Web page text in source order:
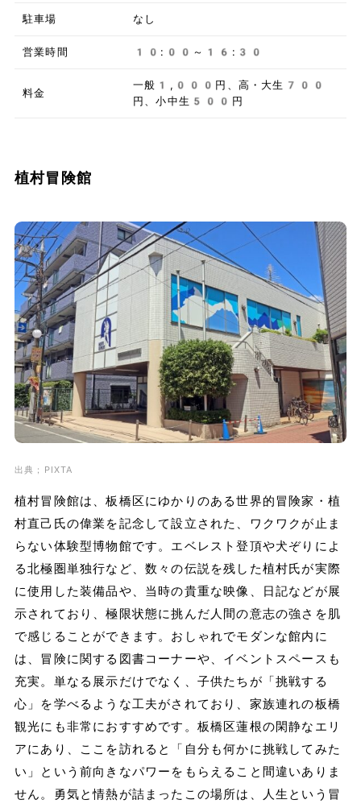
駐車場 なし
営業時間 10:00～16:30
料金
一般1,000円、高・大生700
円、小中生500円
植村冒険館
出典；PIXTA
植村冒険館は、板橋区にゆかりのある世界的冒険家・植
村直己氏の偉業を記念して設立された、ワクワクが止ま
らない体験型博物館です。エベレスト登頂や犬ぞりによ
る北極圏単独行など、数々の伝説を残した植村氏が実際
に使用した装備品や、当時の貴重な映像、日記などが展
示されており、極限状態に挑んだ人間の意志の強さを肌
で感じることができます。おしゃれでモダンな館内に
は、冒険に関する図書コーナーや、イベントスペースも
充実。単なる展示だけでなく、子供たちが「挑戦する
心」を学べるような工夫がされており、家族連れの板橋
観光にも非常におすすめです。板橋区蓮根の閑静なエリ
アにあり、ここを訪れると「自分も何かに挑戦してみた
い」という前向きなパワーをもらえること間違いありま
せん。勇気と情熱が詰まったこの場所は、人生という冒